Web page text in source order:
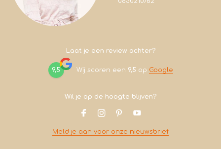
Laat je een review achter?
9,5 Wij scoren een 9,5 op Google
Wil je op de hoogte blijven?
Meld je aan voor onze nieuwsbrief